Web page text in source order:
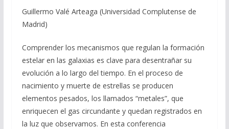
Guillermo Valé Arteaga (Universidad Complutense de
Madrid)
Comprender los mecanismos que regulan la formación
estelar en las galaxias es clave para desentrañar su
evolución a lo largo del tiempo. En el proceso de
nacimiento y muerte de estrellas se producen
elementos pesados, los llamados “metales”, que
enriquecen el gas circundante y quedan registrados en
la luz que observamos. En esta conferencia